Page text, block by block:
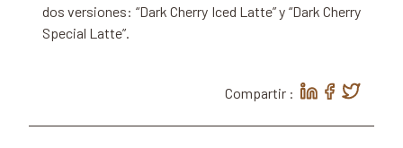
dos versiones: “Dark Cherry Iced Latte” y “Dark Cherry
Special Latte”.
Compartir :